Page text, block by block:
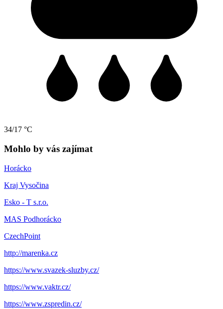
34/17 °C
Mohlo by vás zajímat
Horácko
Kraj Vysočina
Esko - T s.r.o.
MAS Podhorácko
CzechPoint
http://marenka.cz
https://www.svazek-sluzby.cz/
https://www.vaktr.cz/
https://www.zspredin.cz/